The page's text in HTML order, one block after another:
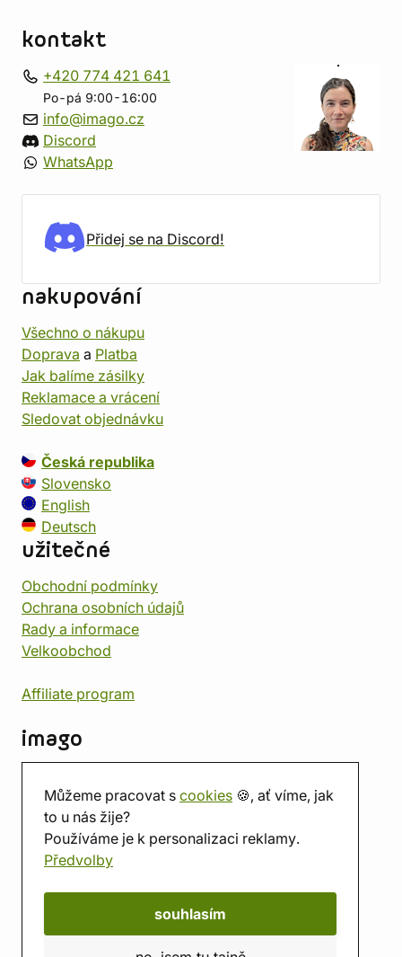
Můžeme pracovat s cookies 🍪, ať víme, jak
to u nás žije?
Používáme je k personalizaci reklamy.
Předvolby
souhlasím
kontakt
+420 774 421 641
Po-pá 9:00-16:00
info@imago.cz
Discord
WhatsApp
Přidej se na Discord!
nakupování
Všechno o nákupu
Doprava a Platba
Jak balíme zásilky
Reklamace a vrácení
Sledovat objednávku
Česká republika
Slovensko
English
Deutsch
užitečné
Obchodní podmínky
Ochrana osobních údajů
Rady a informace
Velkoobchod
Affiliate program
imago
Prodejna
Herna
O nás
Hodnocení obchodu